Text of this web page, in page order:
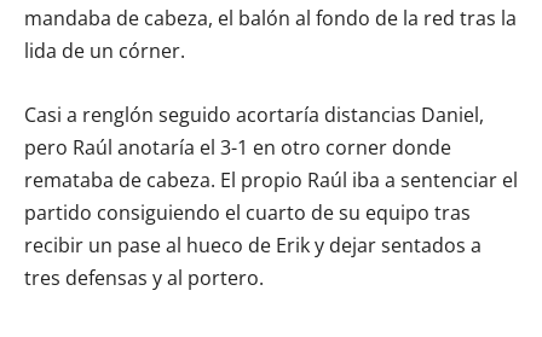
mandaba de cabeza, el balón al fondo de la red tras la
lida de un córner.
Casi a renglón seguido acortaría distancias Daniel,
pero Raúl anotaría el 3-1 en otro corner donde
remataba de cabeza. El propio Raúl iba a sentenciar el
partido consiguiendo el cuarto de su equipo tras
recibir un pase al hueco de Erik y dejar sentados a
tres defensas y al portero.